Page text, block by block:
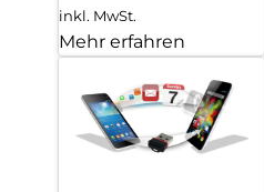
inkl. MwSt.
Mehr erfahren